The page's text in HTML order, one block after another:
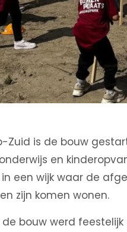
Zuid is de bouw
en
een wijk waar de
zijn komen wonen.
bouw werd